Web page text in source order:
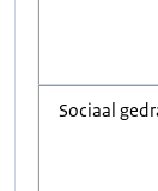
Sociaal